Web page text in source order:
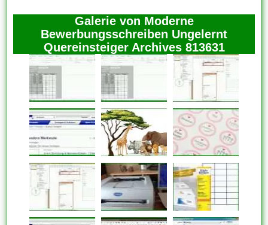
Galerie von Moderne
Bewerbungsschreiben Ungelernt
Quereinsteiger Archives 813631